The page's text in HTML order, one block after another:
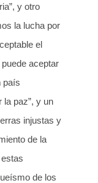
y otro
la lucha por
el
aceptar
país
la paz”, y un
injustas y
de la
de los